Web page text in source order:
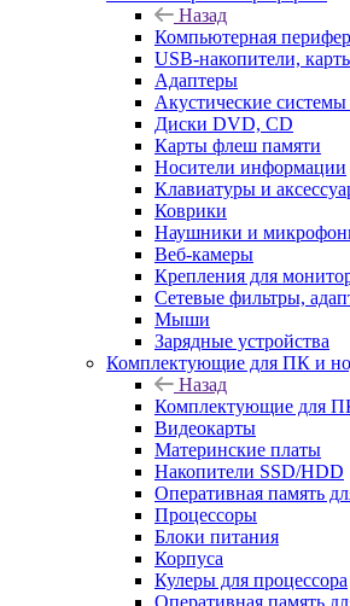
Назад
Компьютерная
USB-накопители,
Адаптеры
Акустические
Диски DVD, CD
Карты флеш памяти
Носители информации
Клавиатуры и
Коврики
Наушники и
Веб-камеры
Крепления для
Сетевые фильтры,
Мыши
Зарядные устройства
Комплектующие для ПК и
Назад
Комплектующие для
Видеокарты
Материнские платы
Накопители SSD/HDD
Оперативная память
Процессоры
Блоки питания
Корпуса
Кулеры для процессора
Оперативная память